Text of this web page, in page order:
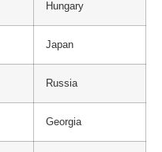
Hungary
Japan
Russia
Georgia